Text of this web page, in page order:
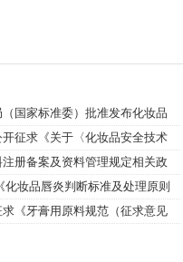
国家标准委）批准发布化妆品
全通用要求》及官方解读
开征求《关于〈化妆品安全技术
容实施有关事宜的公告（征求
册备案及资料管理规定相关政
化妆品唇炎判断标准及处理原则
性国家标准征求意见
求《牙膏用原料规范（征求意见